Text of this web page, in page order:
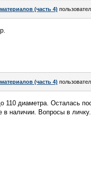
(часть 4)
(часть 4)
110 диаметра. Осталась
в наличии. Вопросы в личку.